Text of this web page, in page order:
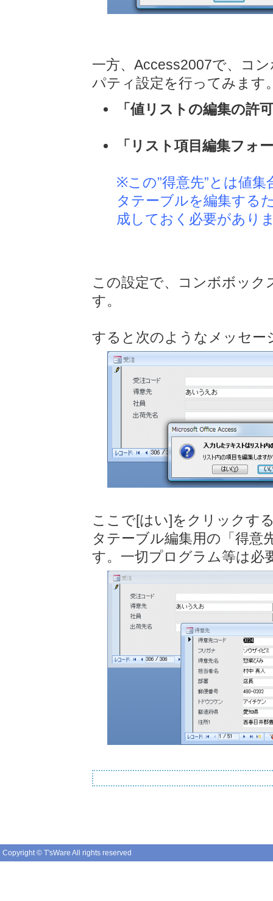
一方、Access2007で、コ
パティ設定を行ってみます
「値リストの編集の許
「リスト項目編集フォ
※この”得意先”とは値
タテーブルを編集する
成しておく必要があり
この設定で、コンボボッ
す。
すると次のようなメッセー
ここで[はい]をクリックす
タテーブル編集用の「得意
す。一切プログラム等は必
Copyright © T'sWare All rights reserved